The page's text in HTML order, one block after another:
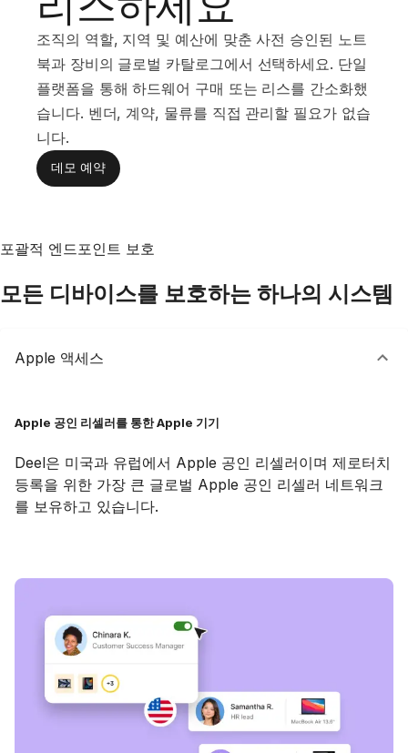
조직의 역할, 지역 및 예산에 맞춘 사전 승인된 노트
북과 장비의 글로벌 카탈로그에서 선택하세요. 단일
플랫폼을 통해 하드웨어 구매 또는 리스를 간소화했
습니다. 벤더, 계약, 물류를 직접 관리할 필요가 없습
니다.
데모 예약
포괄적 엔드포인트 보호
모든 디바이스를 보호하는 하나의 시스템
Apple 액세스
Apple 공인 리셀러를 통한 Apple 기기
Deel은 미국과 유럽에서 Apple 공인 리셀러이며 제로터치
등록을 위한 가장 큰 글로벌 Apple 공인 리셀러 네트워크
를 보유하고 있습니다.